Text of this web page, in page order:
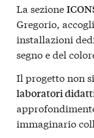
La sezione
Gregorio,
installazioni
segno e del
Il progetto non
laboratori
immaginario